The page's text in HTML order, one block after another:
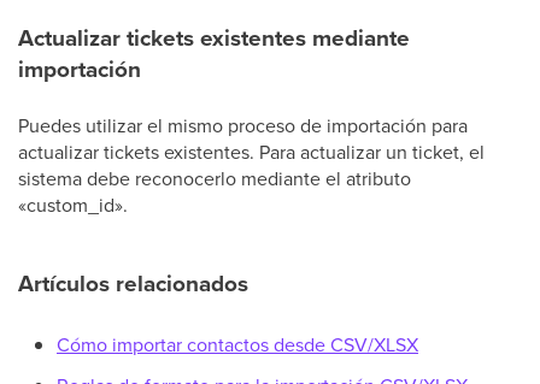
Actualizar tickets existentes mediante
importación
Puedes utilizar el mismo proceso de importación para
actualizar tickets existentes. Para actualizar un ticket, el
sistema debe reconocerlo mediante el atributo
«custom_id».
Artículos relacionados
Cómo importar contactos desde CSV/XLSX